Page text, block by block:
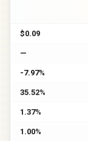
$0.09
—
-7.97%
35.52%
1.37%
1.00%